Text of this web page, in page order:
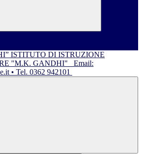
ISTITUTO DI ISTRUZIONE
"M.K. GANDHI"
Email:
• Tel. 0362 942101